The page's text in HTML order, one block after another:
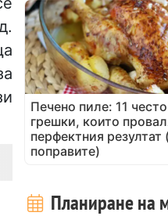
Печено пиле: 11
грешки, които
перфектния резултат
поправите)
Планиране на